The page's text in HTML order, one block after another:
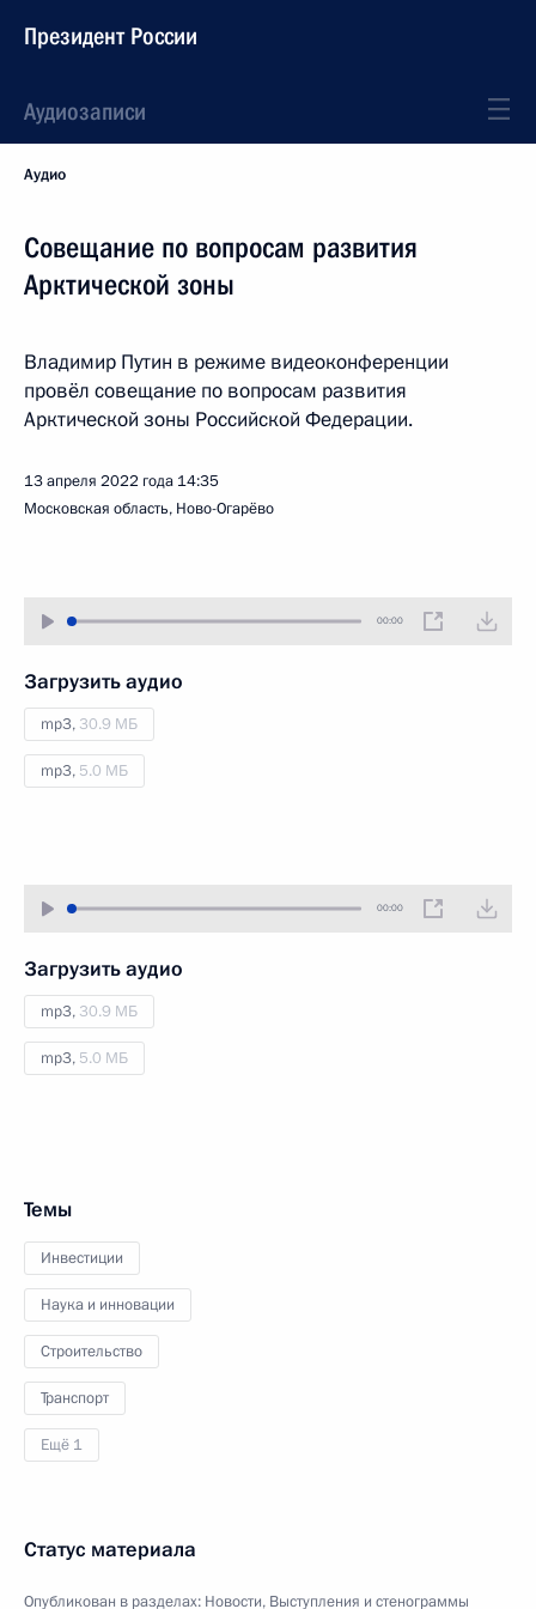
Президент России
Аудиозаписи
Аудио
Совещание по вопросам развития
Арктической зоны
Владимир Путин в режиме видеоконференции
провёл совещание по вопросам развития
Арктической зоны Российской Федерации.
13 апреля 2022 года 14:35
Московская область, Ново-Огарёво
00:00
Загрузить аудио
mp3, 30.9 МБ
mp3, 5.0 МБ
00:00
Загрузить аудио
mp3, 30.9 МБ
mp3, 5.0 МБ
Темы
Инвестиции
Наука и инновации
Строительство
Транспорт
Ещё 1
Статус материала
Опубликован в разделах: Новости, Выступления и стенограммы